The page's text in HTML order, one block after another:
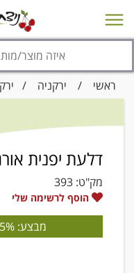
מבצעים
ראשי / ירקניה /
דלעת יפנית
מק"ט: 393
הוסף לרשימה שלי
מבצע: 5% הנחה לחברי מועדון